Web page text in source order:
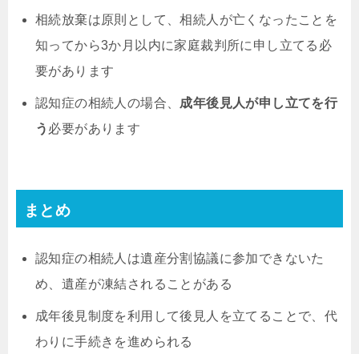
相続放棄は原則として、相続人が亡くなったことを
知ってから3か月以内に家庭裁判所に申し立てる必
要があります
認知症の相続人の場合、 成年後見人が申し立てを行
う 必要があります
まとめ
認知症の相続人は遺産分割協議に参加できないた
め、遺産が凍結されることがある
成年後見制度を利用して後見人を立てることで、代
わりに手続きを進められる